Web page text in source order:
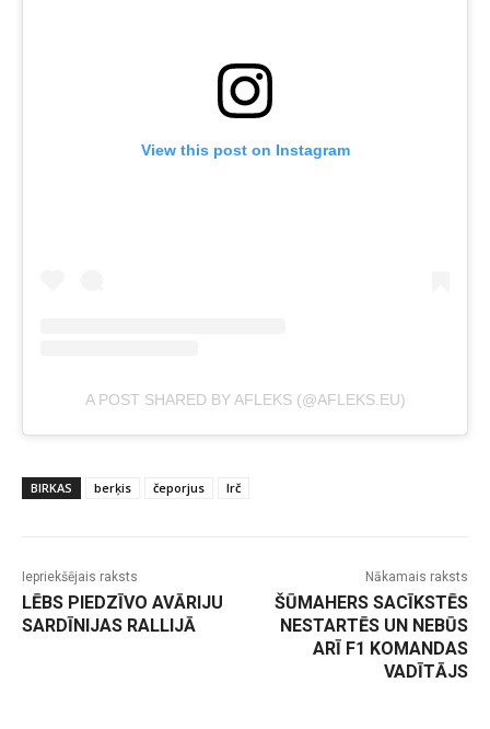
View this post on Instagram
A POST SHARED BY AFLEKS (@AFLEKS.EU)
BIRKAS berķis čeporjus lrč
Iepriekšējais raksts
LĒBS PIEDZĪVO AVĀRIJU
SARDĪNIJAS RALLIJĀ
Nākamais raksts
ŠŪMAHERS SACĪKSTĒS
NESTARTĒS UN NEBŪS
ARĪ F1 KOMANDAS
VADĪTĀJS